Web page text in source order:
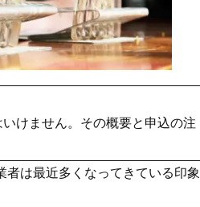
けません。その概要と申込の注
は最近多くなってきている印象